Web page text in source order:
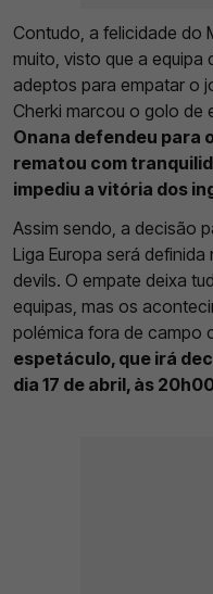
Contudo, a felicidade do
muito, visto que a
adeptos para empatar o
Cherki marcou o golo de
Onana defendeu para
rematou com
impediu a vitória dos
Assim sendo, a decisão
Liga Europa será
devils. O empate deixa
equipas, mas os
polémica fora de campo
espetáculo, que irá
dia 17 de abril, às